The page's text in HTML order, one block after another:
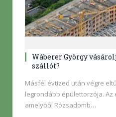
Wáberer György
szállót?
Másfél évtized után végre
legrondább épülettorzója. Az
amelyből Rózsadomb…